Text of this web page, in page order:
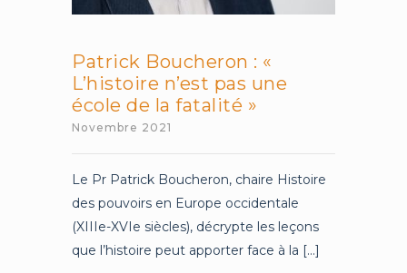
Patrick Boucheron : «
L’histoire n’est pas une
école de la fatalité »
Novembre 2021
Le Pr Patrick Boucheron, chaire Histoire
des pouvoirs en Europe occidentale
(XIIIe-XVIe siècles), décrypte les leçons
que l’histoire peut apporter face à la [...]